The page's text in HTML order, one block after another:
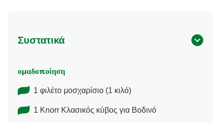
Συστατικά
ομαδοποίηση
1 φιλέτο μοσχαρίσιο (1 κιλό)
1 Knorr Kλασικός κύβος για Βοδινό